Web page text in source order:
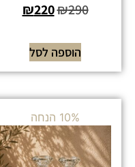
₪290
₪220
הוספה לסל
10% הנחה